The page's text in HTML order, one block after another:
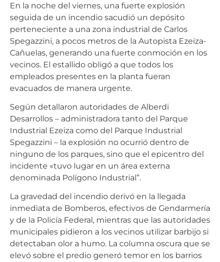
En la noche del viernes, una fuerte explosión
seguida de un incendio sacudió un depósito
perteneciente a una zona industrial de Carlos
Spegazzini, a pocos metros de la Autopista Ezeiza-
Cañuelas, generando una fuerte conmoción en los
vecinos. El estallido obligó a que todos los
empleados presentes en la planta fueran
evacuados de manera urgente.
Según detallaron autoridades de Alberdi
Desarrollos – administradora tanto del Parque
Industrial Ezeiza como del Parque Industrial
Spegazzini – la explosión no ocurrió dentro de
ninguno de los parques, sino que el epicentro del
incidente «tuvo lugar en un área externa
denominada Polígono Industrial”.
La gravedad del incendio derivó en la llegada
inmediata de Bomberos, efectivos de Gendarmería
y de la Policía Federal, mientras que las autoridades
municipales pidieron a los vecinos utilizar barbijo si
detectaban olor a humo. La columna oscura que se
elevó sobre el predio generó temor en los barrios